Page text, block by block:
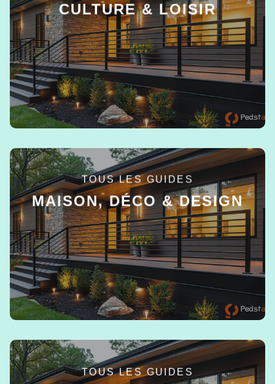
CULTURE & LOISIR
EN SAVOIR +
TOUS LES GUIDES
MAISON, DÉCO & DESIGN
EN SAVOIR +
TOUS LES GUIDES